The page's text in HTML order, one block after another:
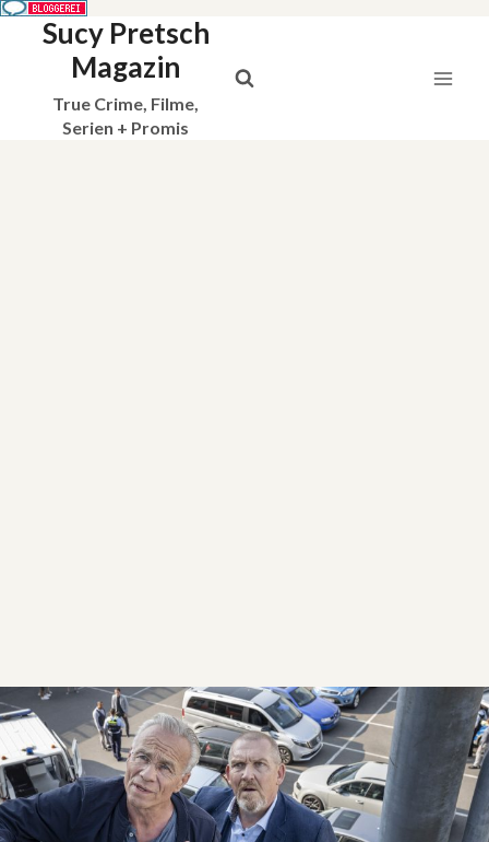
Sucy Pretsch
Magazin
True Crime, Filme,
Serien + Promis